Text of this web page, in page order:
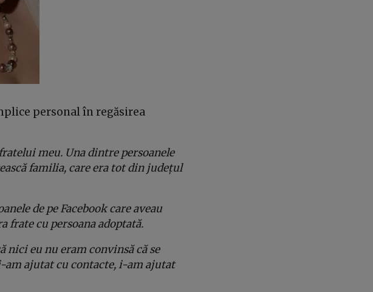
personal în regăsirea
meu. Una dintre persoanele
familia, care era tot din județul
de pe Facebook care aveau
frate cu persoana adoptată.
eu nu eram convinsă că se
am ajutat cu contacte, i-am ajutat